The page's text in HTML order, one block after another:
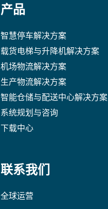
产品
智慧停车解决方案
载货电梯与升降机解决方案
机场物流解决方案
生产物流解决方案
智能仓储与配送中心解决方案
系统规划与咨询
下载中心
联系我们
全球运营